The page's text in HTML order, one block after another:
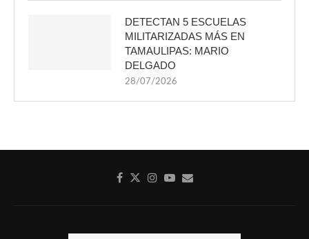
DETECTAN 5 ESCUELAS
MILITARIZADAS MÁS EN
TAMAULIPAS: MARIO
DELGADO
28/07/2026